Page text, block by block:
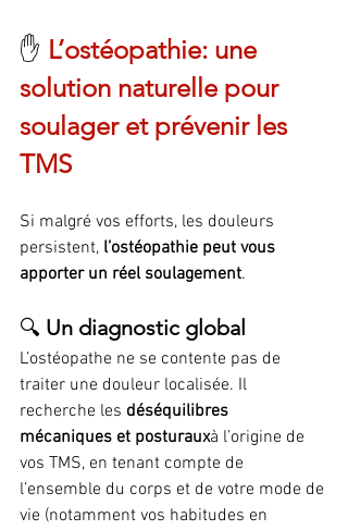
✋ L’ostéopathie: une
solution naturelle pour
soulager et prévenir les
TMS
Si malgré vos efforts, les douleurs
persistent, l’ostéopathie peut vous
apporter un réel soulagement.
🔍 Un diagnostic global
L’ostéopathe ne se contente pas de
traiter une douleur localisée. Il
recherche les déséquilibres
mécaniques et posturauxà l’origine de
vos TMS, en tenant compte de
l’ensemble du corps et de votre mode de
vie (notamment vos habitudes en